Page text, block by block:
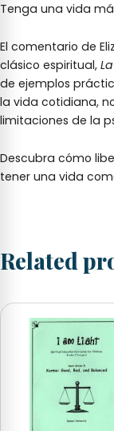
Tenga una vida
El comentario de
clásico espiritual,
de ejemplos
la vida cotidiana,
limitaciones de la
Descubra cómo
tener una vida
Related